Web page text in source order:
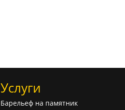
Услуги
Барельеф на памятник